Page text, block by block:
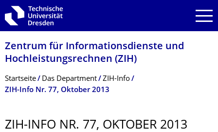
Zur Hauptnavigation springen
Zur Suche springen
Zum Inhalt springen
Zentrum für Informations­dienste und
Hochleistungs­rechnen (ZIH)
Breadcrumb-Menü
Startseite Das Department
ZIH-Info
ZIH-Info Nr. 77, Oktober 2013
ZIH-INFO NR. 77, OKTOBER 2013